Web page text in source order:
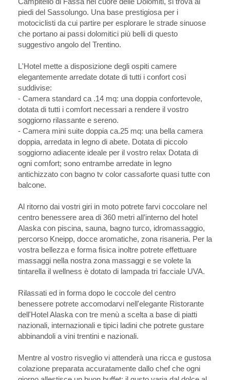
piedi del Sassolungo. Una base prestigiosa per i
motociclisti da cui partire per esplorare le strade sinuose
che portano ai passi dolomitici più belli di questo
suggestivo angolo del Trentino.
L'Hotel mette a disposizione degli ospiti camere
elegantemente arredate dotate di tutti i confort così
suddivise:
- Camera standard ca .14 mq: una doppia confortevole,
dotata di tutti i comfort necessari a rendere il vostro
soggiorno rilassante e sereno.
- Camera mini suite doppia ca.25 mq: una bella camera
doppia, arredata in legno di abete. Dotata di piccolo
soggiorno adiacente ideale per il vostro relax Dotata di
ogni comfort; sono entrambe arredate in legno
antichizzato con bagno tv color cassaforte quasi tutte con
balcone.
Al ritorno dai vostri giri in moto potrete farvi coccolare nel
centro benessere area di 360 metri all’interno del hotel
Alaska con piscina, sauna, bagno turco, idromassaggio,
percorso Kneipp, docce aromatiche, zona risaneria. Per la
vostra bellezza e forma fisica inoltre potrete effettuare
massaggi nella nostra zona massaggi e se volete la
tintarella il wellness è dotato di lampada tri facciale UVA.
Rilassati ed in forma dopo le coccole del centro
benessere potrete accomodarvi nell'elegante Ristorante
dell'Hotel Alaska con tre menù a scelta a base di piatti
nazionali, internazionali e tipici ladini che potrete gustare
abbinandoli a vini trentini e nazionali.
Mentre al vostro risveglio vi attenderà una ricca e gustosa
colazione preparata accuratamente dallo chef che ogni